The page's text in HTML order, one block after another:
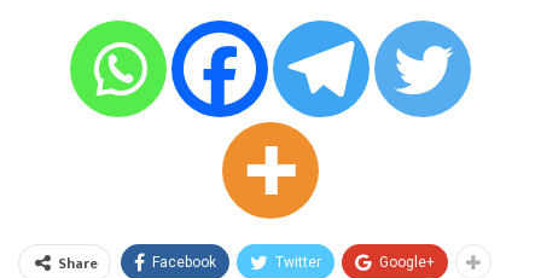
Share Facebook Twitter Google+